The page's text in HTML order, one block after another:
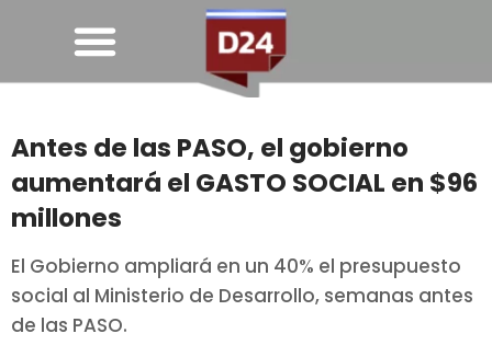
Antes de las PASO, el gobierno
aumentará el GASTO SOCIAL en $96
millones
El Gobierno ampliará en un 40% el presupuesto
social al Ministerio de Desarrollo, semanas antes
de las PASO.